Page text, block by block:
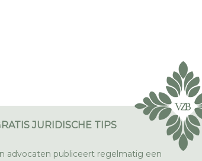
JURIDISCHE TIPS
advocaten publiceert regelmatig een